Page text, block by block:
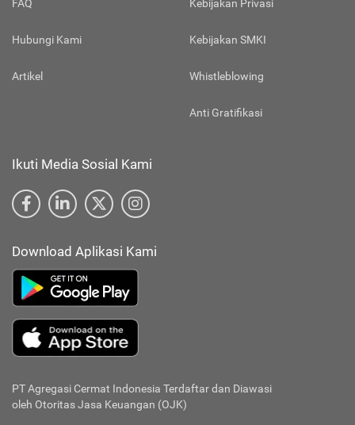
FAQ
Hubungi Kami
Artikel
Kebijakan Privasi
Kebijakan SMKI
Whistleblowing
Anti Gratifikasi
Ikuti Media Sosial Kami
Download Aplikasi Kami
PT Agregasi Cermat Indonesia Terdaftar dan Diawasi
oleh Otoritas Jasa Keuangan (OJK)